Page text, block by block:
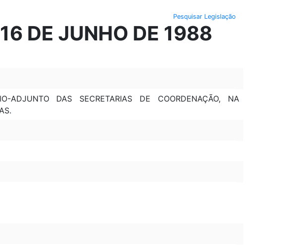
Pesquisar Legislação
DE JUNHO DE 1988
ADJUNTO DAS SECRETARIAS DE COORDENAÇÃO, NA